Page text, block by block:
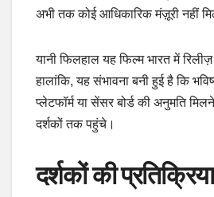
अभी तक कोई आधिकारिक मंज़ूरी नहीं
यानी फिलहाल यह फिल्म भारत में रिलीज़
हालांकि, यह संभावना बनी हुई है कि
प्लेटफॉर्म या सेंसर बोर्ड की अनुमति
दर्शकों तक पहुंचे।
दर्शकों की प्रतिक्रिया